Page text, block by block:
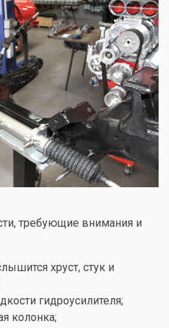
требующие внимания и
хруст, стук и
гидроусилителя;
колонка;